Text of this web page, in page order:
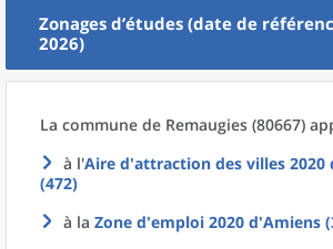
Zonages d’études (date de
2026)
La commune de Remaugies (80667)
à l'Aire d'attraction des villes 2020
(472)
à la Zone d'emploi 2020 d'Amiens